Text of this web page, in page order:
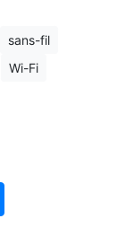
sans-fil
Wi-Fi